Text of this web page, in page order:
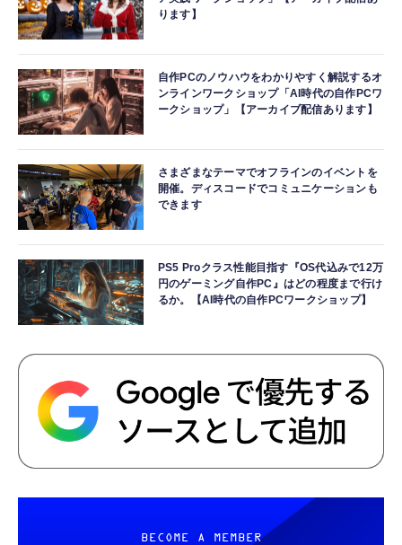
ります】
自作PCのノウハウをわかりやすく解説するオ
ンラインワークショップ「AI時代の自作PCワ
ークショップ」【アーカイブ配信あります】
さまざまなテーマでオフラインのイベントを
開催。ディスコードでコミュニケーションも
できます
PS5 Proクラス性能目指す『OS代込みで12万
円のゲーミング自作PC』はどの程度まで行け
るか。【AI時代の自作PCワークショップ】
BECOME A MEMBER